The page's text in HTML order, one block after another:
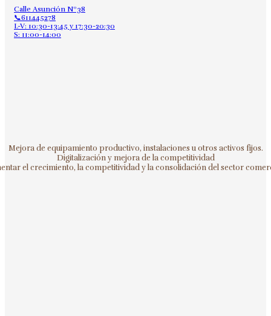
Calle Asunción Nº38
📞611445278
L-V: 10:30-13:45 y 17:30-20:30
S: 11:00-14:00
Mejora de equipamiento productivo, instalaciones u otros activos fijos.
Digitalización y mejora de la competitividad
el crecimiento, la competitividad y la consolidación del sector